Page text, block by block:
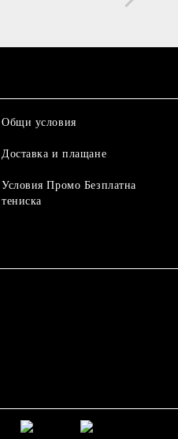
Общи условия
Доставка и плащане
Условия Промо Безплатна
тениска